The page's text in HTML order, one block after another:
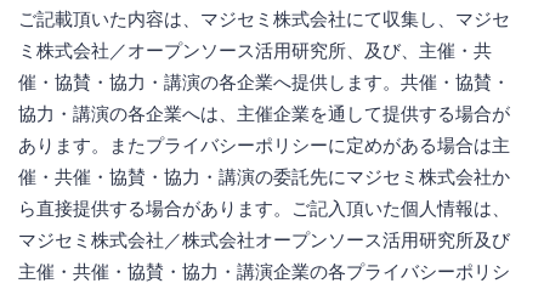
ご記載頂いた内容は、マジセミ株式会社にて収集し、マジセ
ミ株式会社／オープンソース活用研究所、及び、主催・共
催・協賛・協力・講演の各企業へ提供します。共催・協賛・
協力・講演の各企業へは、主催企業を通して提供する場合が
あります。またプライバシーポリシーに定めがある場合は主
催・共催・協賛・協力・講演の委託先にマジセミ株式会社か
ら直接提供する場合があります。ご記入頂いた個人情報は、
マジセミ株式会社／株式会社オープンソース活用研究所及び
主催・共催・協賛・協力・講演企業の各プライバシーポリシ